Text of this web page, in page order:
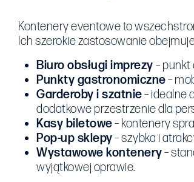
Kontenery eventowe to
Ich szerokie zastosowanie
Biuro obsługi imprezy –
Punkty gastronomiczne–
Garderoby i szatnie– idealne
dodatkowe przestrzenie dla
Kasy biletowe– kontenery
Pop-up sklepy– szybka i
Wystawowe kontenery–
wyjątkowej oprawie.